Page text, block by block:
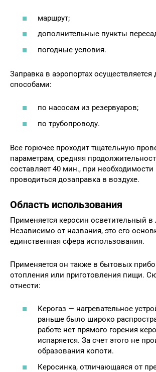
маршрут;
дополнительные пункты
погодные условия.
Заправка в аэропортах осуществляется
способами:
по насосам из резервуаров;
по трубопроводу.
Все горючее проходит тщательную
параметрам, средняя
составляет 40 мин., при
проводиться дозаправка в воздухе.
Область использования
Применяется керосин осветительный в
Независимо от названия, это его
единственная сфера использования.
Применяется он также в бытовых
отопления или приготовления пищи.
отнести:
Керогаз — нагревательное
раньше было широко
работе нет прямого горения
испаряется. За счет этого не
образования копоти.
Керосинка, отличающаяся от